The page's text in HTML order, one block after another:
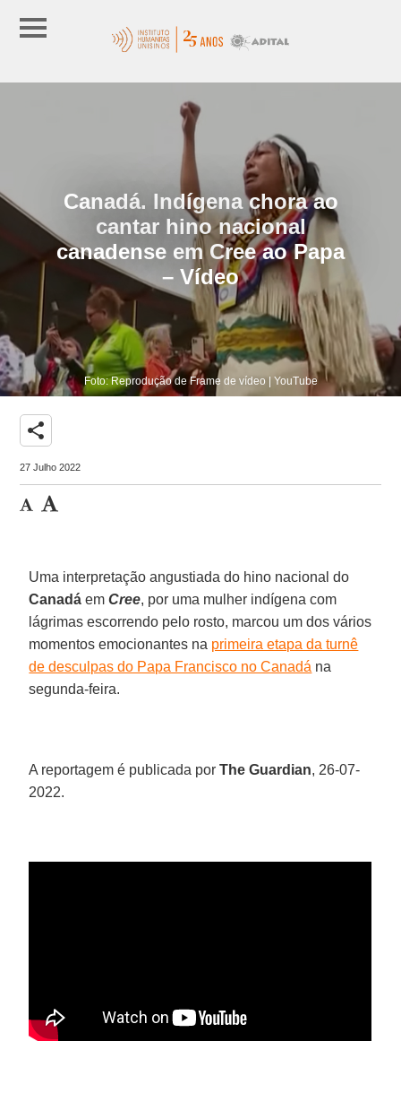
Canadá. Indígena chora ao
cantar hino nacional
canadense em Cree ao Papa
– Vídeo
Foto: Reprodução de Frame de vídeo | YouTube
share
27 Julho 2022
Uma interpretação angustiada do hino nacional do
Canadá emCree, por uma mulher indígena com
lágrimas escorrendo pelo rosto, marcou um dos vários
momentos emocionantes na primeira etapa da turnê
de desculpas do Papa Francisco no Canadá na
segunda-feira.
A reportagem é publicada porThe Guardian, 26-07-
2022.